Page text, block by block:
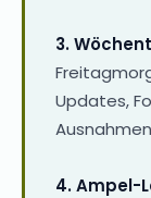
3.
Updates,
4. Ampel-